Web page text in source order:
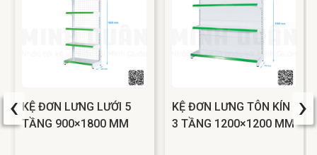
KỆ ĐƠN LƯNG LƯỚI 5
TẦNG 900×1800 MM
KỆ ĐƠN LƯNG TÔN KÍN
3 TẦNG 1200×1200 MM
‹ ›